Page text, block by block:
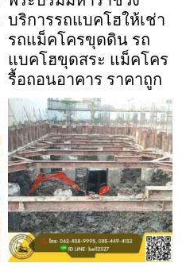
บริการรถแบคโฮให้เช่า
รถแม็คโครขุดดิน รถ
แบคโฮขุดสระ แม็คโคร
รื้อถอนอาคาร ราคาถูก